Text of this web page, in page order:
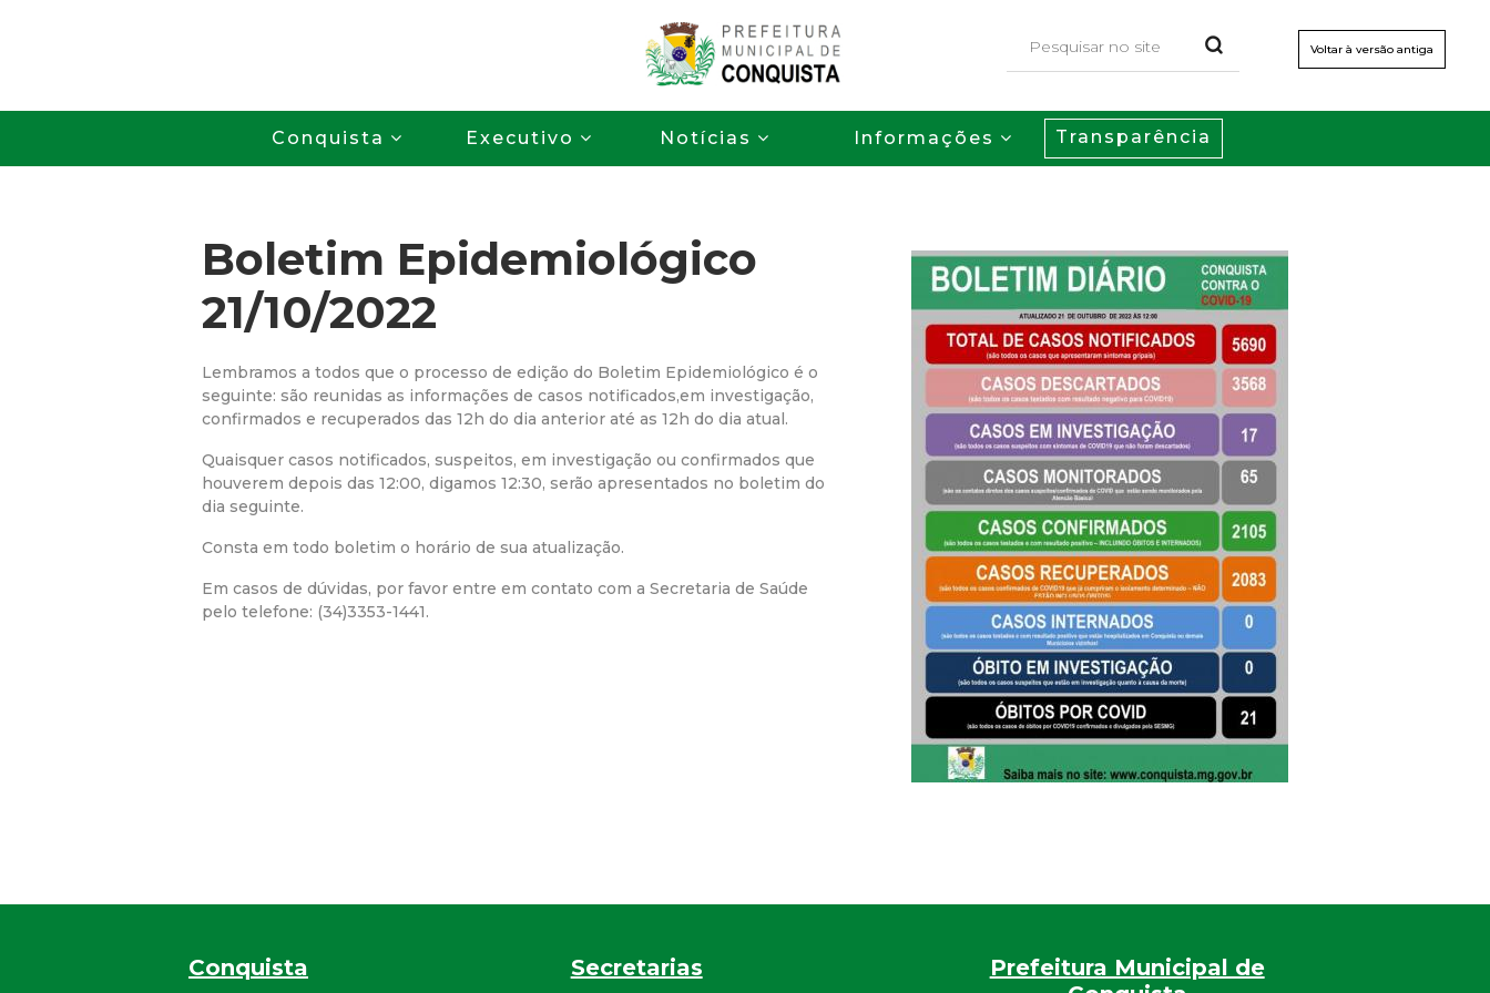
para
o
conteúdo
principal
Voltar à versão antiga
P
r
f
i
t
u
r
a
i
p
Conquista Executivo Notícias Informações Transparência
Boletim Epidemiológico
21/10/2022
Lembramos a todos que o processo de edição do Boletim Epidemiológico é o
seguinte: são reunidas as informações de casos notificados,em investigação,
confirmados e recuperados das 12h do dia anterior até as 12h do dia atual.
Quaisquer casos notificados, suspeitos, em investigação ou confirmados que
houverem depois das 12:00, digamos 12:30, serão apresentados no boletim do
dia seguinte.
Consta em todo boletim o horário de sua atualização.
Em casos de dúvidas, por favor entre em contato com a Secretaria de Saúde
pelo telefone: (34)3353-1441.
Conquista Secretarias
Prefeitura Municipal de